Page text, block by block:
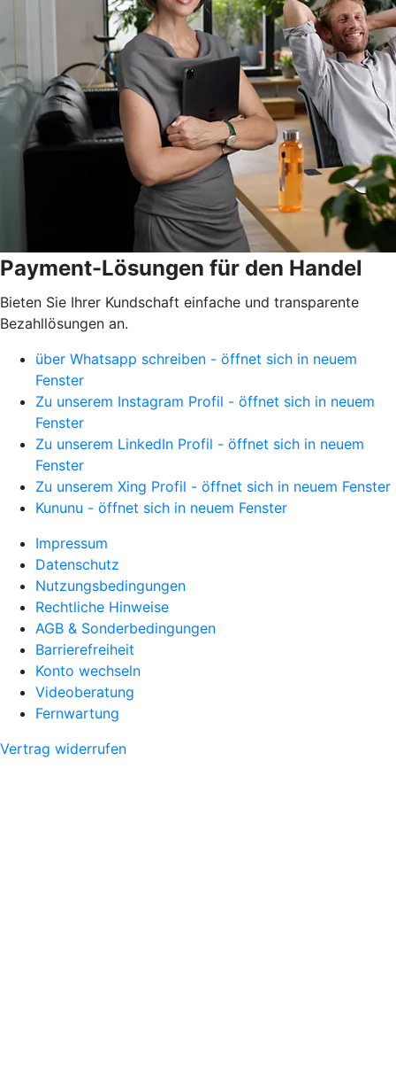
Payment-Lösungen für den Handel
Bieten Sie Ihrer Kundschaft einfache und transparente
Bezahllösungen an.
über Whatsapp schreiben - öffnet sich in neuem
Fenster
Zu unserem Instagram Profil - öffnet sich in neuem
Fenster
Zu unserem LinkedIn Profil - öffnet sich in neuem
Fenster
Zu unserem Xing Profil - öffnet sich in neuem Fenster
Kununu - öffnet sich in neuem Fenster
Impressum
Datenschutz
Nutzungsbedingungen
Rechtliche Hinweise
AGB & Sonderbedingungen
Barrierefreiheit
Konto wechseln
Videoberatung
Fernwartung
Vertrag widerrufen